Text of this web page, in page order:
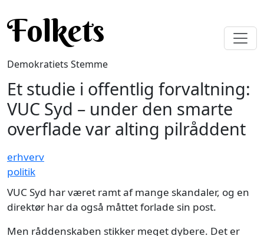
Folkets
Demokratiets Stemme
Et studie i offentlig forvaltning:
VUC Syd – under den smarte
overflade var alting pilråddent
erhverv
politik
VUC Syd har været ramt af mange skandaler, og en
direktør har da også måttet forlade sin post.
Men råddenskaben stikker meget dybere. Det er